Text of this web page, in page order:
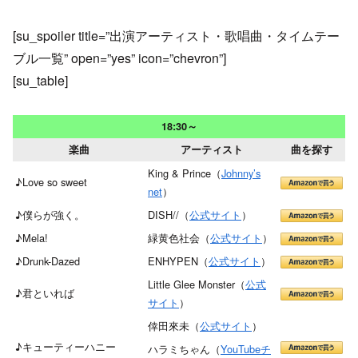
[su_spoiler title=”出演アーティスト・歌唱曲・タイムテー
ブル一覧” open=”yes” icon=”chevron”]
[su_table]
18:30～
楽曲
アーティスト 曲を探す
♪Love so sweet
King & Prince（Johnny’s
net）
♪僕らが強く。
DISH//（公式サイト ）
♪Mela!
緑黄色社会（公式サイト ）
♪Drunk-Dazed
ENHYPEN（公式サイト ）
♪君といれば
Little Glee Monster（公式
サイト ）
♪キューティーハニー
倖田來未（公式サイト ）
ハラミちゃん（YouTubeチ